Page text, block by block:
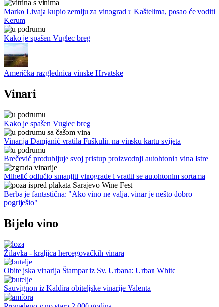
Marko Livaja kupio zemlju za vinograd u Kaštelima, posao će voditi
Kerum
Kako je spašen Vuglec breg
Američka razglednica vinske Hrvatske
Vinari
Kako je spašen Vuglec breg
Vinarija Damjanić vratila Fuškulin na vinsku kartu svijeta
Brečević produbljuje svoj pristup proizvodnji autohtonih vina Istre
Mihelić odlučio smanjiti vinograde i vratiti se autohtonim sortama
Berba je fantastična: "Ako vino ne valja, vinar je nešto dobro
pogriješio"
Bijelo vino
Žilavka - kraljica hercegovačkih vinara
Obiteljska vinarija Štampar iz Sv. Urbana: Urban White
Sauvignon iz Kaldira obiteljske vinarije Valenta